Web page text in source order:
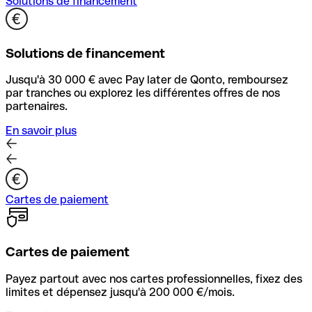
Solutions de financement
Jusqu'à 30 000 € avec Pay later de Qonto, remboursez
par tranches ou explorez les différentes offres de nos
partenaires.
En savoir plus
Cartes de paiement
Cartes de paiement
Payez partout avec nos cartes professionnelles, fixez des
limites et dépensez jusqu'à 200 000 €/mois.